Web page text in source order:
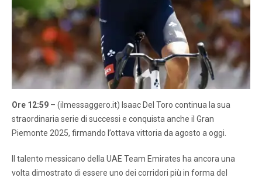
Ore 12:59 – (ilmessaggero.it) Isaac Del Toro continua la sua
straordinaria serie di successi e conquista anche il Gran
Piemonte 2025, firmando l’ottava vittoria da agosto a oggi.
Il talento messicano della UAE Team Emirates ha ancora una
volta dimostrato di essere uno dei corridori più in forma del